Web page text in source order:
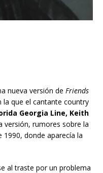
nueva versión de Friends
la que el cantante country
Georgia Line, Keith
versión, rumores sobre la
1990, donde aparecía la
al traste por un problema